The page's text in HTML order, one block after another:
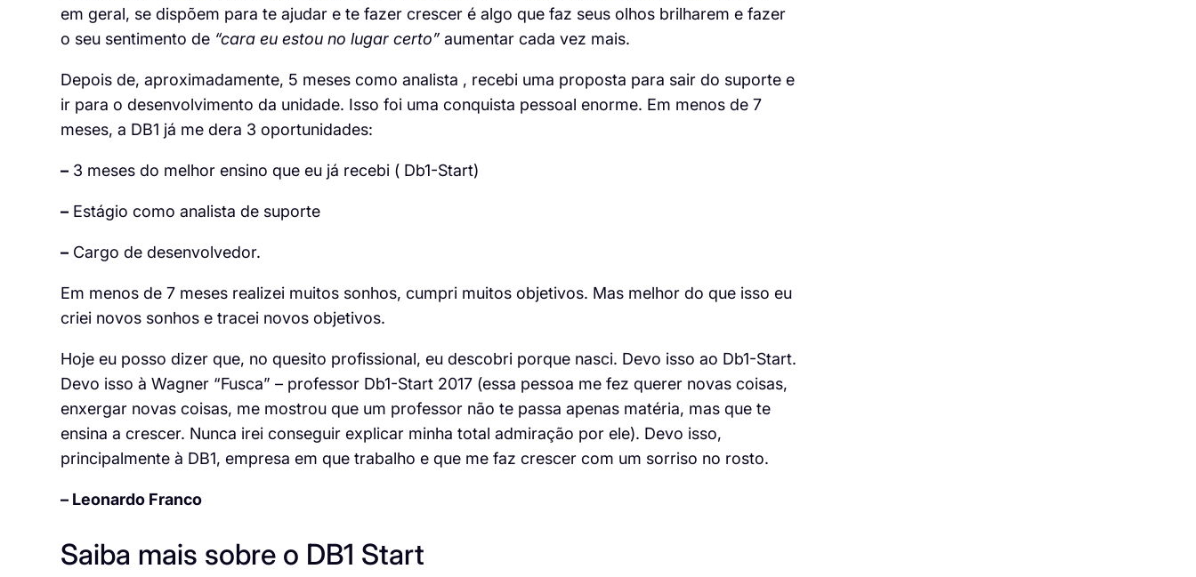
em geral, se dispõem para te ajudar e te fazer crescer é algo que faz seus olhos brilharem e fazer
o seu sentimento de “cara eu estou no lugar certo”aumentar cada vez mais.
Depois de, aproximadamente, 5 meses como analista , recebi uma proposta para sair do suporte e
ir para o desenvolvimento da unidade. Isso foi uma conquista pessoal enorme. Em menos de 7
meses, a DB1 já me dera 3 oportunidades:
–3 meses do melhor ensino que eu já recebi ( Db1-Start)
–Estágio como analista de suporte
–Cargo de desenvolvedor.
Em menos de 7 meses realizei muitos sonhos, cumpri muitos objetivos. Mas melhor do que isso eu
criei novos sonhos e tracei novos objetivos.
Hoje eu posso dizer que, no quesito profissional, eu descobri porque nasci. Devo isso ao Db1-Start.
Devo isso à Wagner “Fusca” – professor Db1-Start 2017 (essa pessoa me fez querer novas coisas,
enxergar novas coisas, me mostrou que um professor não te passa apenas matéria, mas que te
ensina a crescer. Nunca irei conseguir explicar minha total admiração por ele). Devo isso,
principalmente à DB1, empresa em que trabalho e que me faz crescer com um sorriso no rosto.
– Leonardo Franco
Saiba mais sobre o DB1 Start